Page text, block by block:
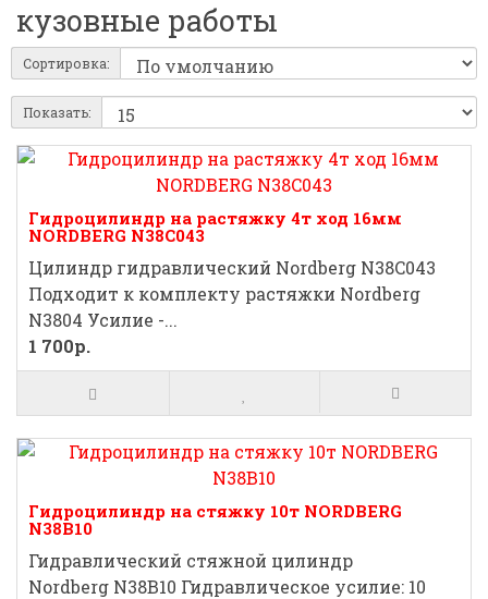
кузовные работы
Сортировка:
Показать:
Гидроцилиндр на растяжку 4т ход 16мм
NORDBERG N38C043
Цилиндр гидравлический Nordberg N38C043
Подходит к комплекту растяжки Nordberg
N3804 Усилие -...
1 700р.
Гидроцилиндр на стяжку 10т NORDBERG
N38В10
Гидравлический стяжной цилиндр
Nordberg N38B10 Гидравлическое усилие: 10